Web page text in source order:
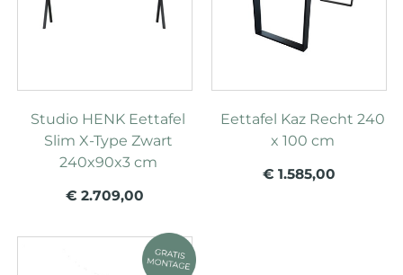
Studio HENK Eettafel
Slim X-Type Zwart
240x90x3 cm
€ 2.709,00
Eettafel Kaz Recht 240
x 100 cm
€ 1.585,00